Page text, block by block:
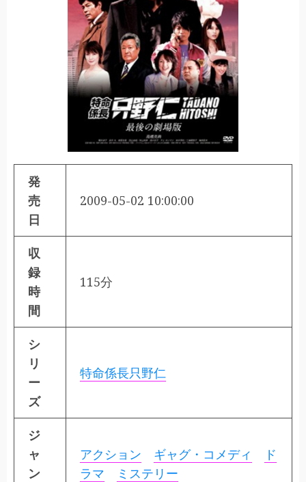
発
売
日
2009-05-02 10:00:00
収
録
時
間
115分
シ
リ
ー
ズ
特命係長只野仁
ジ
ャ
ン
アクション ギャグ・コメディ
ド
ラマ
ミステリー